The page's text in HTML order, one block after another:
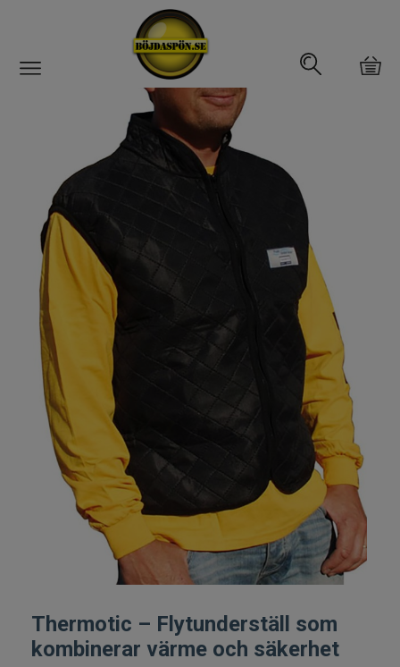
Abborrfemman
Interfiske
Rullar
Spön
Fiskeset
Fiskedrag
Fiskelinor
Småplock
Flugfiske
Vinterfiske
Thermotic – Flytunderställ som
kombinerar värme och säkerhet